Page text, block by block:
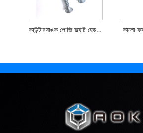
কাউন্টারসাঙ্ক পোজি ফ্ল্যাট হেড চিপবোর্ড স্ক্রু কালো